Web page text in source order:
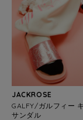
JACKROSE
GALFY/ガルフィー
サンダル